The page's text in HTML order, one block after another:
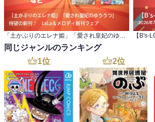
「土かぶりのエレナ姫」「愛され皇妃のゆううつ」 待望の新刊♪ LaLa＆メロディ新刊フェア
同じジャンルのランキング
1位 2位